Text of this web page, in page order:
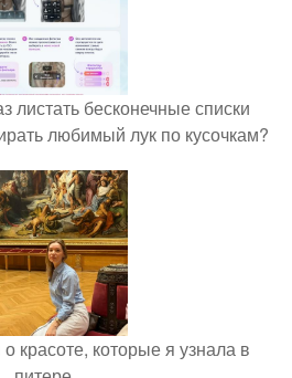
листать бесконечные списки
любимый лук по кусочкам?
красоте, которые я узнала в